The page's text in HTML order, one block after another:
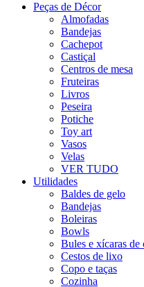
Peças de Décor
Almofadas
Bandejas
Cachepot
Castiçal
Centros de mesa
Fruteiras
Livros
Peseira
Potiche
Toy art
Vasos
Velas
VER TUDO
Utilidades
Baldes de gelo
Bandejas
Boleiras
Bowls
Bules e xícaras de
Cestos de lixo
Copo e taças
Cozinha